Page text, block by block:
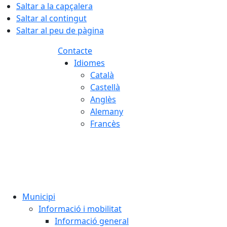
Saltar a la capçalera
Saltar al contingut
Saltar al peu de pàgina
Contacte
Idiomes
Català
Castellà
Anglès
Alemany
Francès
Municipi
Informació i mobilitat
Informació general